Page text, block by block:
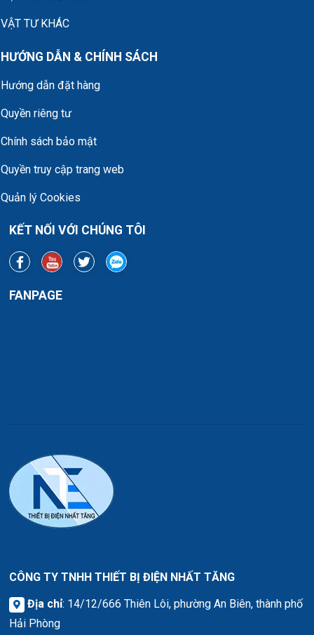
VẬT TƯ KHÁC
HƯỚNG DẪN & CHÍNH SÁCH
Hướng dẫn đặt hàng
Quyền riêng tư
Chính sách bảo mật
Quyền truy cập trang web
Quản lý Cookies
KẾT NỐI VỚI CHÚNG TÔI
FANPAGE
CÔNG TY TNHH THIẾT BỊ ĐIỆN NHẤT TĂNG
Địa chỉ: 14/12/666 Thiên Lôi, phường An Biên, thành phố
Hải Phòng